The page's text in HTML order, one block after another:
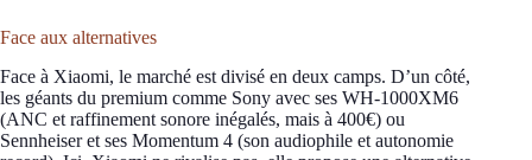
Face aux alternatives
Face à Xiaomi, le marché est divisé en deux camps. D’un côté,
les géants du premium comme Sony avec ses WH-1000XM6
(ANC et raffinement sonore inégalés, mais à 400€) ou
Sennheiser et ses Momentum 4 (son audiophile et autonomie